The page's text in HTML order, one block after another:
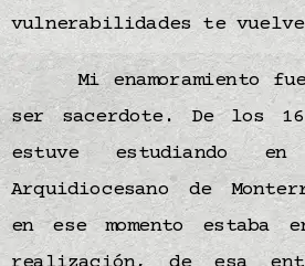
vulnerabilidades te
Mi enamoramiento
ser sacerdote. De los
estuve estudiando
Arquidiocesano de
en ese momento estaba